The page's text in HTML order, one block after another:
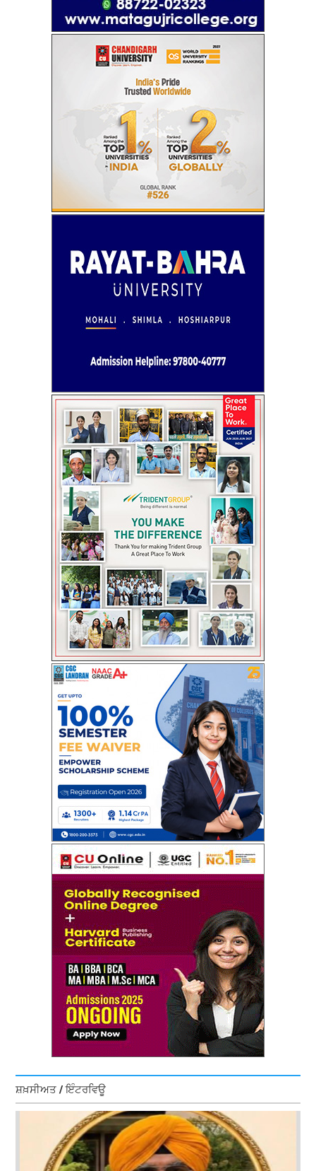
ਸ਼ਖ਼ਸੀਅਤ / ਇੰਟਰਵਿਊ